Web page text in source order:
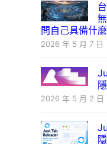
問自己具備什
2026 年 5 月 7 日
2026 年 5 月 2 日